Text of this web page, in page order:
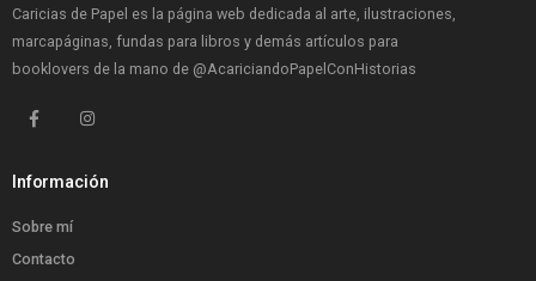
Caricias de Papel es la página web dedicada al arte, ilustraciones,
marcapáginas, fundas para libros y demás artículos para
booklovers de la mano de @AcariciandoPapelConHistorias
Información
Sobre mí
Contacto